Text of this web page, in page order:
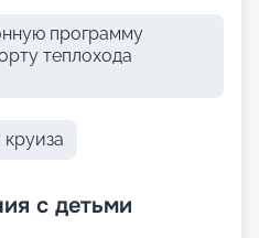
программу
теплохода
с детьми